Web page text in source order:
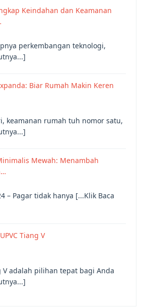
Keindahan dan Keamanan
perkembangan teknologi,
Biar Rumah Makin Keren
keamanan rumah tuh nomor satu,
Mewah: Menambah
– Pagar tidak hanya [...Klik Baca
Tiang V
V adalah pilihan tepat bagi Anda